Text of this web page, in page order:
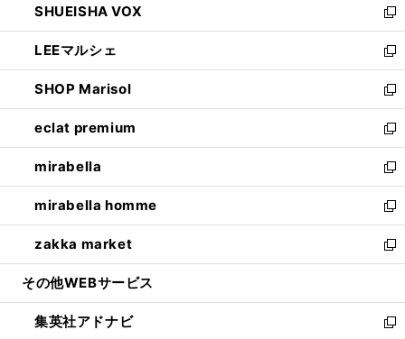
で
開
く
ド
ウ
で
開
く
ィ
ン
ド
ウ
で
開
く
い
ウ
ィ
ン
ド
ウ
で
開
く
SHUEISHA VOX
新
し
い
ウ
ィ
ン
ド
ウ
で
開
く
LEEマルシェ
新
し
い
ウ
ィ
ン
ド
ウ
で
開
く
SHOP Marisol
新
し
い
ウ
ィ
ン
ド
ウ
で
開
eclat premium
新
し
い
ウ
ィ
ン
ド
ウ
開
く
mirabella
新
し
い
ウ
ィ
ン
ウ
で
mirabella homme
新
し
い
ウ
ン
ド
zakka market
新
し
ウ
ィ
その他WEBサービス
集英社アドナビ
新